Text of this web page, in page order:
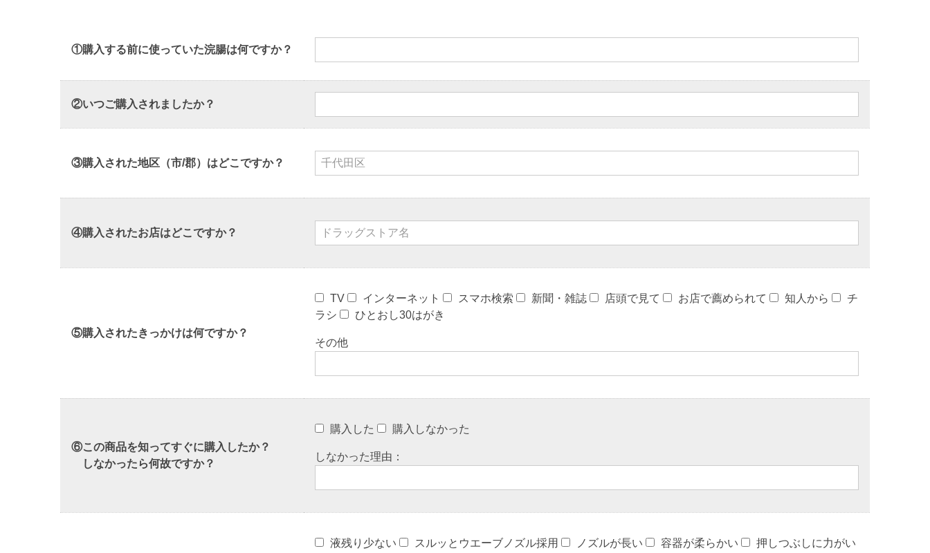
①購入する前に使っていた浣腸は何ですか？
②いつご購入されましたか？
③購入された地区（市/郡）はどこですか？
④購入されたお店はどこですか？
⑤購入されたきっかけは何ですか？
TV インターネット スマホ検索 新聞・雑誌 店頭で見て お店で薦められて 知人から
チ
ラシ
ひとおし30はがき
その他
⑥この商品を知ってすぐに購入したか？
しなかったら何故ですか？
購入した 購入しなかった
しなかった理由：
液残り少ない スルッとウエーブノズル採用 ノズルが長い 容器が柔らかい
押しつぶしに力がい